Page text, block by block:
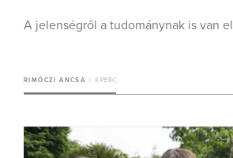
A jelenségről a tudománynak is van
RIMÓCZI ANCSA 4 PERC